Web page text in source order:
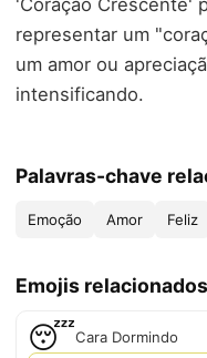
'Coração Crescente'
representar um
um amor ou
intensificando.
Palavras-chave
Emoção Amor Feliz
Emojis relacionados
😴Cara Dormindo